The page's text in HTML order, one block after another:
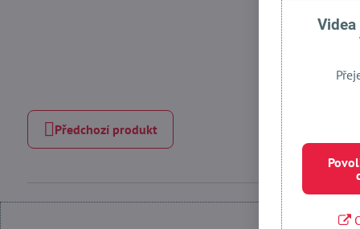
Předchozí produkt